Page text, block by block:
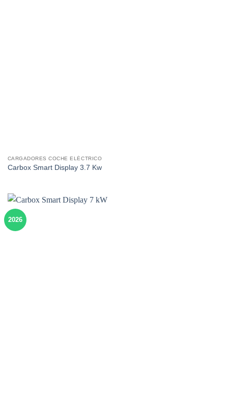
CARGADORES COCHE ELÉCTRICO
Carbox Smart Display 3.7 Kw
2026